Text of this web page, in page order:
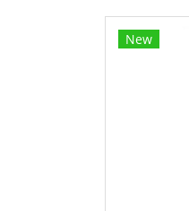
New